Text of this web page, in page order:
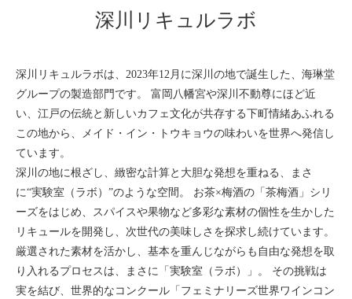
深川リキュルラボ
深川リキュルラボは、2023年12月に深川の地で誕生した、海琳堂
グループの製造部門です。 富岡八幡宮や深川不動尊にほど近
い、江戸の伝統と新しいカフェ文化が共存する下町情緒あふれる
この地から、メイド・イン・トウキョウの味わいを世界へ発信し
ています。
深川の地に根ざし、緻密な計算と大胆な発想を重ねる、まさ
に“実験室（ラボ）”のような空間。 お茶×梅酒の「茶梅酒」シリ
ーズをはじめ、スパイスや果物など多彩な素材の個性を生かした
リキュールを開発し、次世代の美味しさを探求し続けています。
厳選された素材を活かし、基本を重んじながらも自由な発想を取
り入れるプロセスは、まさに「実験室（ラボ）」。 その挑戦は
実を結び、世界的なコンクール「フェミナリーズ世界ワインコン